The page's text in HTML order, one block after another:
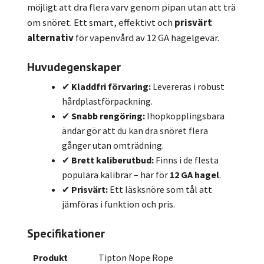
möjligt att dra flera varv genom pipan utan att trä
om snöret. Ett smart, effektivt ochprisvärt
alternativför vapenvård av 12 GA hagelgevär.
Huvudegenskaper
✔ Kladdfri förvaring: Levereras i robust
hårdplastförpackning.
✔Snabb rengöring: Ihopkopplingsbara
ändar gör att du kan dra snöret flera
gånger utan omträdning.
✔ Brett kaliberutbud: Finns i de flesta
populära kalibrar – här för 12 GA hagel.
✔ Prisvärt: Ett läsksnöre som tål att
jämföras i funktion och pris.
Specifikationer
Produkt Tipton Nope Rope